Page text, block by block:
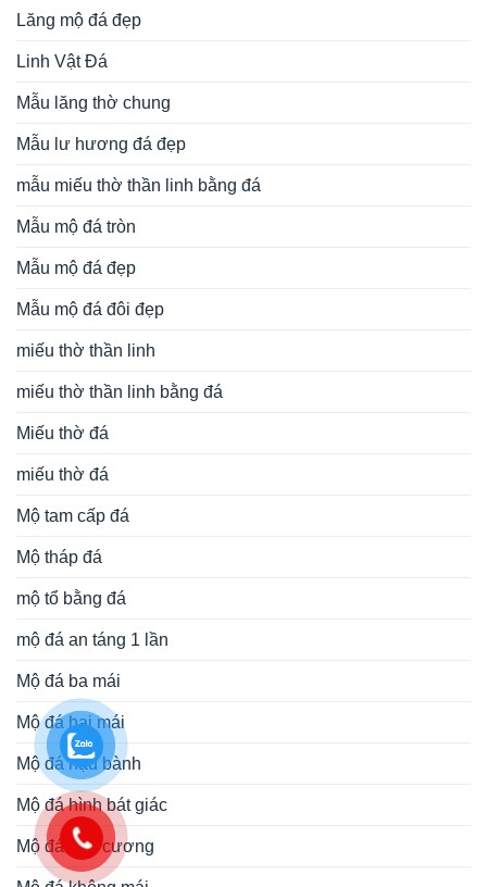
Lăng mộ đá đẹp
Linh Vật Đá
Mẫu lăng thờ chung
Mẫu lư hương đá đẹp
mẫu miếu thờ thần linh bằng đá
Mẫu mộ đá tròn
Mẫu mộ đá đẹp
Mẫu mộ đá đôi đẹp
miếu thờ thần linh
miếu thờ thần linh bằng đá
Miếu thờ đá
miếu thờ đá
Mộ tam cấp đá
Mộ tháp đá
mộ tổ bằng đá
mộ đá an táng 1 lần
Mộ đá ba mái
Mộ đá hai mái
Mộ đá hậu bành
Mộ đá hình bát giác
Mộ đá hoa cương